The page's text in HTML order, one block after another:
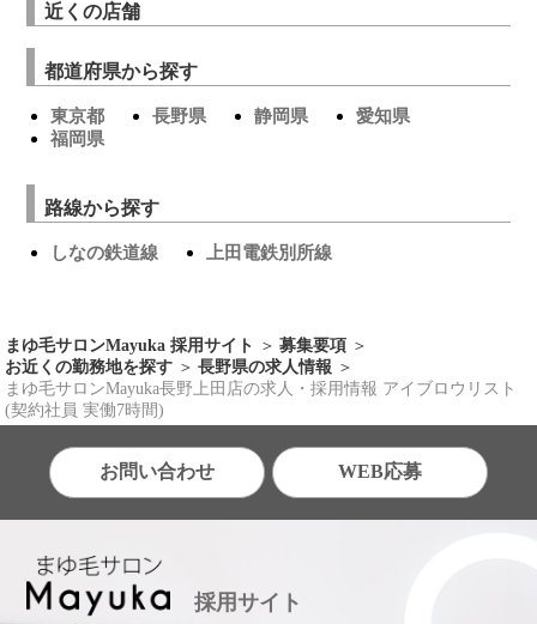
近くの店舗
都道府県から探す
東京都 長野県 静岡県
愛知県
福岡県
路線から探す
しなの鉄道線 上田電鉄別所線
まゆ毛サロンMayuka 採用サイト
募集要項
お近くの勤務地を探す
長野県の求人情報
まゆ毛サロンMayuka長野上田店の求人・採用情報 アイブロウリスト
(契約社員 実働7時間)
お問い合わせ WEB応募
採用サイト